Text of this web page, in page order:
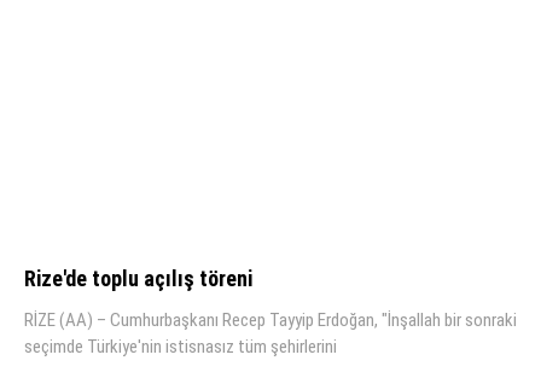
Rize'de toplu açılış töreni
RİZE (AA) – Cumhurbaşkanı Recep Tayyip Erdoğan, "İnşallah bir sonraki
seçimde Türkiye'nin istisnasız tüm şehirlerini